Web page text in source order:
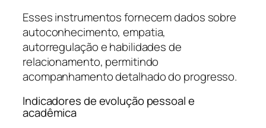
Esses instrumentos fornecem dados sobre
autoconhecimento, empatia,
autorregulação e habilidades de
relacionamento, permitindo
acompanhamento detalhado do progresso.
Indicadores de evolução pessoal e
acadêmica